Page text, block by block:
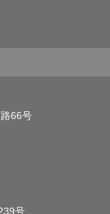
66号
号